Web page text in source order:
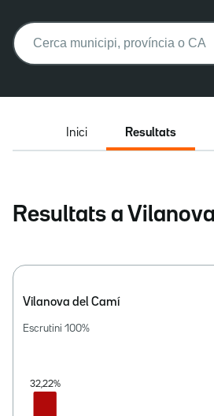
Buscar:
Inici Resultats
Resultats a
Vilanova del Camí
Escrutini 100%